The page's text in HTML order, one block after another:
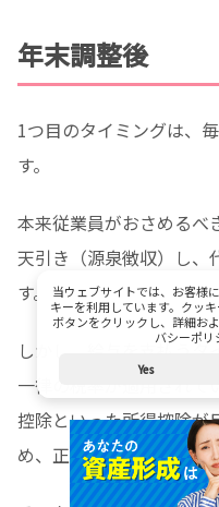
年末調整後
1つ目のタイミングは、
す。
本来従業員がおさめるべ
天引き（源泉徴収）し、
す。
しかし、給与を支払う
一律の税率が適用されて
控除といった所得控除が
め、正確な納税額になる
当ウェブサイトでは、お客様
キーを利用しています。クッキ
ボタンをクリックし、詳細お
バシーポリ
Yes